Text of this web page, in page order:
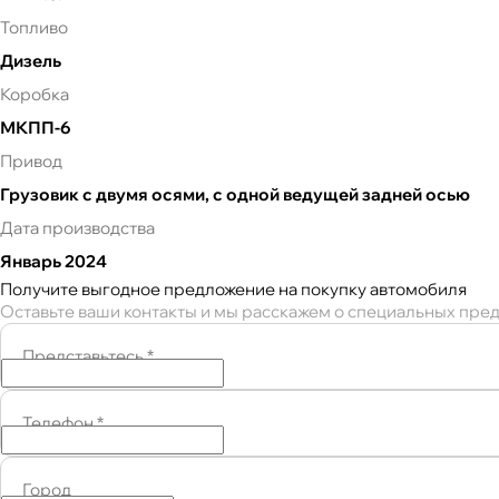
Топливо
Дизель
Коробка
МКПП-6
Привод
Грузовик с двумя осями, с одной ведущей задней осью
Дата производства
Январь2024
Получите выгодное предложение на покупку автомобиля
Оставьте ваши контакты и мы расскажем о специальных
Представьтесь*
Телефон*
Город